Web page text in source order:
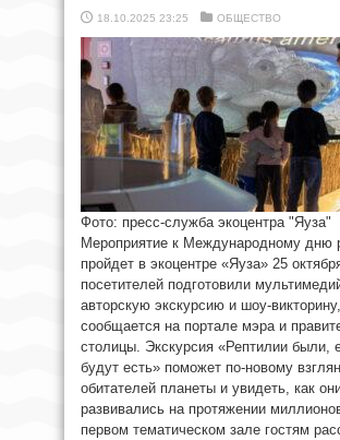
18.10.2025 23:25 ОБЩЕСТВО
Фото: пресс-служба экоцентра "Яуза"
Мероприятие к Международному дню
пройдет в экоцентре «Яуза» 25
посетителей подготовили
авторскую экскурсию и шоу-викторину,
сообщается на портале мэра и
столицы. Экскурсия «Рептилии были,
будут есть» поможет по-новому
обитателей планеты и увидеть, как
развивались на протяжении
первом тематическом зале гостям